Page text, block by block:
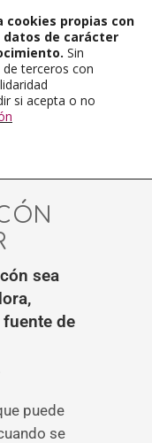
sea
de
puede
se
propias con
datos de carácter
Sin
terceros con
si acepta o no